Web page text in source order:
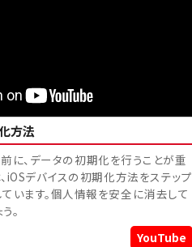
方法
に、データの初期化を行うことが重
iOSデバイスの初期化方法をステップ
います。個人情報を安全に消去して
。
YouTube